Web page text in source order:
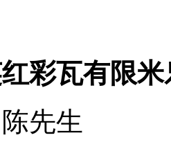
彩瓦有限
先生